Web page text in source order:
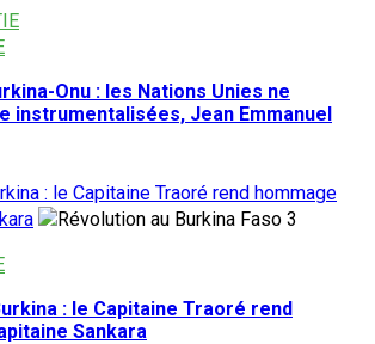
Onu : les Nations Unies ne
instrumentalisées, Jean Emmanuel
: le Capitaine Traoré rend hommage
3
: le Capitaine Traoré rend
Sankara